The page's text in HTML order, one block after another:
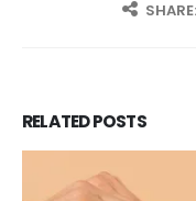
SHARE:
RELATEDPOSTS